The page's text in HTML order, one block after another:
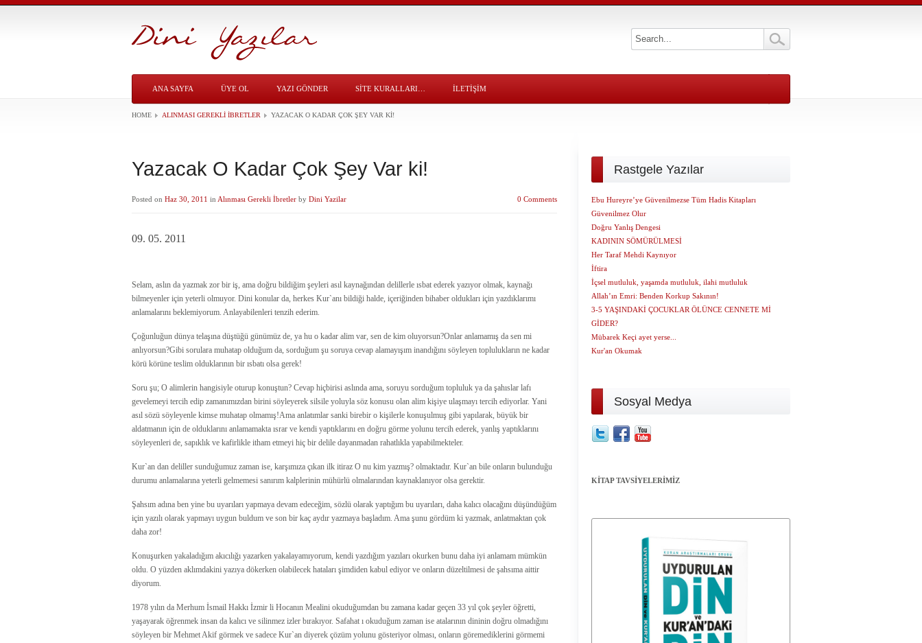
ANA SAYFA ÜYE OL YAZI GÖNDER SITE KURALLARI… İLETİŞİM
HOME ALINMASI GEREKLI İBRETLER YAZACAK O KADAR ÇOK ŞEY VAR KI!
Yazacak O Kadar Çok Şey Var ki!
Posted on Haz 30, 2011 in Alınması Gerekli İbretler by Dini Yazilar 0 Comments
09. 05. 2011
Selam, aslın da yazmak zor bir iş, ama doğru bildiğim şeyleri asıl kaynağından delillerle ısbat ederek yazıyor olmak, kaynağı
bilmeyenler için yeterli olmuyor. Dini konular da, herkes Kur`anı bildiği halde, içeriğinden bihaber oldukları için yazdıklarımı
anlamalarını beklemiyorum. Anlayabilenleri tenzih ederim.
Çoğunluğun dünya telaşına düştüğü günümüz de, ya hu o kadar alim var, sen de kim oluyorsun?Onlar anlamamış da sen mi
anlıyorsun?Gibi sorulara muhatap olduğum da, sorduğum şu soruya cevap alamayışım inandığını söyleyen toplulukların ne kadar
körü körüne teslim olduklarının bir ısbatı olsa gerek!
Soru şu; O alimlerin hangisiyle oturup konuştun? Cevap hiçbirisi aslında ama, soruyu sorduğum topluluk ya da şahıslar lafı
gevelemeyi tercih edip zamanımızdan birini söyleyerek silsile yoluyla söz konusu olan alim kişiye ulaşmayı tercih ediyorlar. Yani
asıl sözü söyleyenle kimse muhatap olmamış!Ama anlatımlar sanki birebir o kişilerle konuşulmuş gibi yapılarak, büyük bir
aldatmanın için de olduklarını anlamamakta ısrar ve kendi yaptıklarını en doğru görme yolunu tercih ederek, yanlış yaptıklarını
söyleyenleri de, sapıklık ve kafirlikle itham etmeyi hiç bir delile dayanmadan rahatlıkla yapabilmekteler.
Kur`an dan deliller sunduğumuz zaman ise, karşımıza çıkan ilk itiraz O nu kim yazmış? olmaktadır. Kur`an bile onların bulunduğu
durumu anlamalarına yeterli gelmemesi sanırım kalplerinin mühürlü olmalarından kaynaklanıyor olsa gerektir.
Şahsım adına ben yine bu uyarıları yapmaya devam edeceğim, sözlü olarak yaptığım bu uyarıları, daha kalıcı olacağını düşündüğüm
için yazılı olarak yapmayı uygun buldum ve son bir kaç aydır yazmaya başladım. Ama şunu gördüm ki yazmak, anlatmaktan çok
daha zor!
Konuşurken yakaladığım akıcılığı yazarken yakalayamıyorum, kendi yazdığım yazıları okurken bunu daha iyi anlamam mümkün
oldu. O yüzden aklımdakini yazıya dökerken olabilecek hataları şimdiden kabul ediyor ve onların düzeltilmesi de şahsıma aittir
diyorum.
1978 yılın da Merhum İsmail Hakkı İzmir li Hocanın Mealini okuduğumdan bu zamana kadar geçen 33 yıl çok şeyler öğretti,
yaşayarak öğrenmek insan da kalıcı ve silinmez izler bırakıyor. Safahat ı okuduğum zaman ise atalarının dininin doğru olmadığını
söyleyen bir Mehmet Akif görmek ve sadece Kur`an diyerek çözüm yolunu gösteriyor olması, onların göremediklerini görmemi
Rastgele Yazılar
Ebu Hureyre’ye Güvenilmezse Tüm Hadis Kitapları
Güvenilmez Olur
Doğru Yanlış Dengesi
KADININ SÖMÜRÜLMESİ
Her Taraf Mehdi Kaynıyor
İftira
İçsel mutluluk, yaşamda mutluluk, ilahi mutluluk
Allah’ın Emri: Benden Korkup Sakının!
3-5 YAŞINDAKİ ÇOCUKLAR ÖLÜNCE CENNETE Mİ
GİDER?
Mübarek Keçi ayet yerse...
Kur'an Okumak
Sosyal Medya
KİTAP TAVSİYELERİMİZ